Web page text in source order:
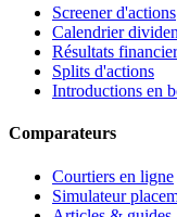
Screener d'actions
Calendrier
Résultats
Splits d'actions
Introductions en
Comparateurs
Courtiers en ligne
Simulateur